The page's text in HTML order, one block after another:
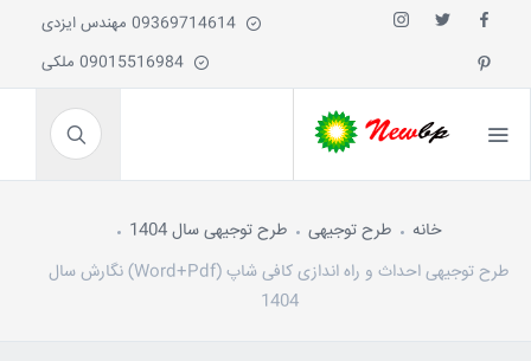
خانه طرح توجیهی
طرح توجیهی سال 1404
طرح توجیهی احداث و راه اندازی کافی شاپ (Word+Pdf) نگارش سال
1404